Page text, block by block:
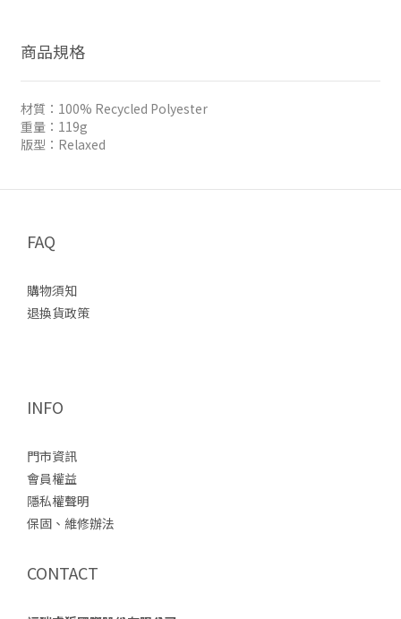
商品規格
材質：100% Recycled Polyester
重量：119g
版型：Relaxed
FAQ
購物須知
退換貨政策
INFO
門市資訊
會員權益
隱私權聲明
保固、維修辦法
CONTACT